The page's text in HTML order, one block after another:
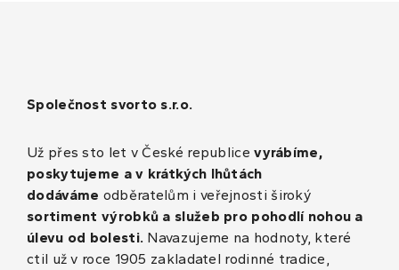
Společnost svorto s.r.o.
Už přes sto let v České republicevyrábíme,
poskytujeme a v krátkých lhůtách
dodáváme odběratelům i veřejnosti široký
sortiment výrobků a služeb pro pohodlí nohou a
úlevu od bolesti. Navazujeme na hodnoty, které
ctil už v roce 1905 zakladatel rodinné tradice,